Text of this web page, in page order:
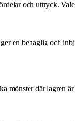
och uttryck.
en behaglig och
mönster där lagren